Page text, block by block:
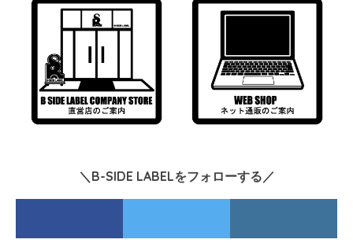
＼B-SIDE LABELをフォローする／